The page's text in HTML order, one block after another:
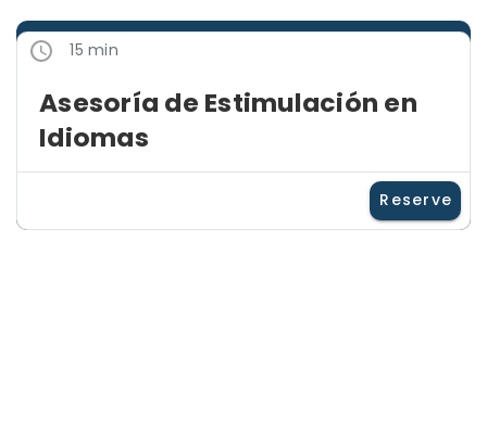
15 min
Asesoría de Estimulación en
Idiomas
Reserve